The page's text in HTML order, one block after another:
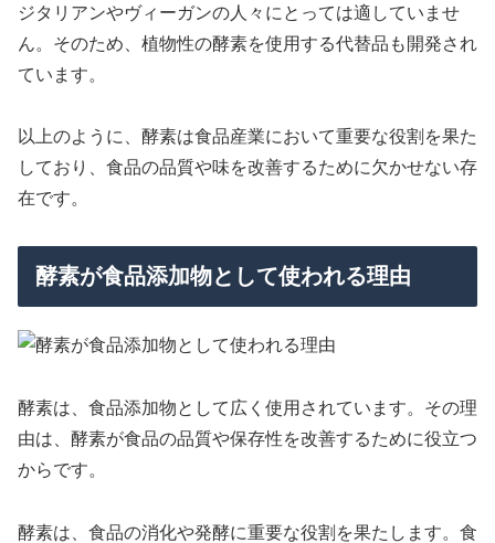
ジタリアンやヴィーガンの人々にとっては適していませ
ん。そのため、植物性の酵素を使用する代替品も開発され
ています。
以上のように、酵素は食品産業において重要な役割を果た
しており、食品の品質や味を改善するために欠かせない存
在です。
酵素が食品添加物として使われる理由
酵素は、食品添加物として広く使用されています。その理
由は、酵素が食品の品質や保存性を改善するために役立つ
からです。
酵素は、食品の消化や発酵に重要な役割を果たします。食